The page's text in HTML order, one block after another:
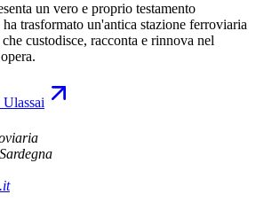
un vero e proprio testamento
trasformato un'antica stazione ferroviaria
custodisce, racconta e rinnova nel